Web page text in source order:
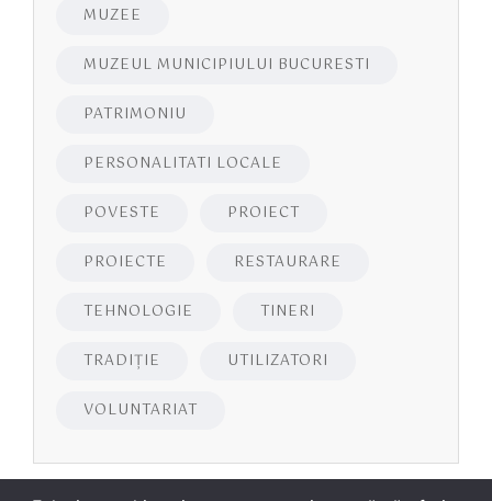
MUZEE
MUZEUL MUNICIPIULUI BUCURESTI
PATRIMONIU
PERSONALITATI LOCALE
POVESTE PROIECT
PROIECTE RESTAURARE
TEHNOLOGIE TINERI
TRADIȚIE UTILIZATORI
VOLUNTARIAT